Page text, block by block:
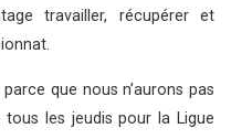
travailler, récupérer et
que nous n’aurons pas
les jeudis pour la Ligue